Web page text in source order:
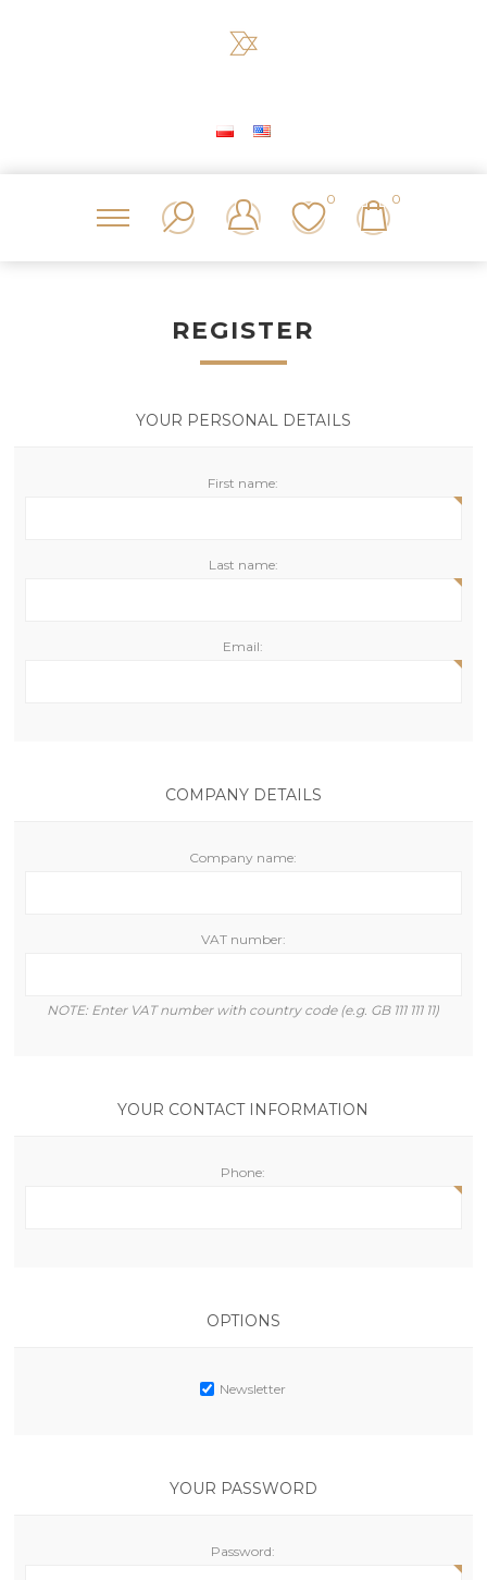
0 0
REGISTER
YOUR PERSONAL DETAILS
First name:
Last name:
Email:
COMPANY DETAILS
Company name:
VAT number:
NOTE: Enter VAT number with country code (e.g. GB 111 111 11)
YOUR CONTACT INFORMATION
Phone:
OPTIONS
Newsletter
YOUR PASSWORD
Password: